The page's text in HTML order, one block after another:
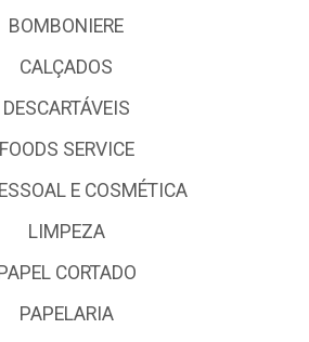
BOMBONIERE
CALÇADOS
DESCARTÁVEIS
FOODS SERVICE
E COSMÉTICA
LIMPEZA
CORTADO
PAPELARIA